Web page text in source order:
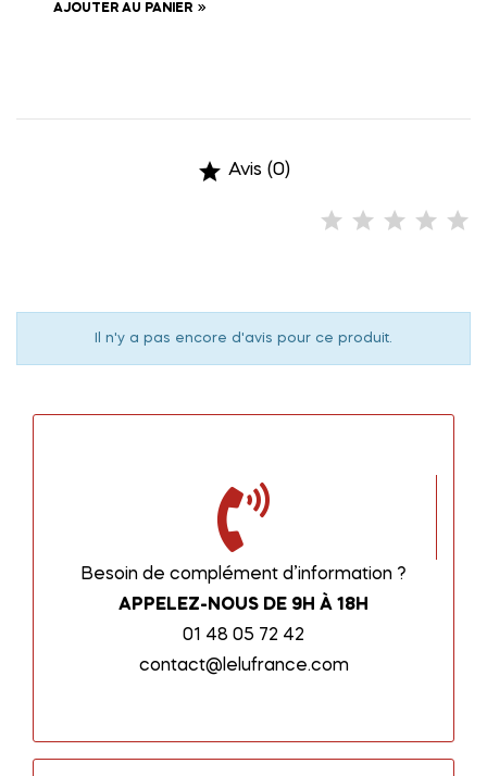
AJOUTER AU PANIER
 Avis (0)
Il n'y a pas encore d'avis pour ce produit.
Besoin de complément d’information ?
APPELEZ-NOUS DE 9H À 18H
01 48 05 72 42
contact@lelufrance.com